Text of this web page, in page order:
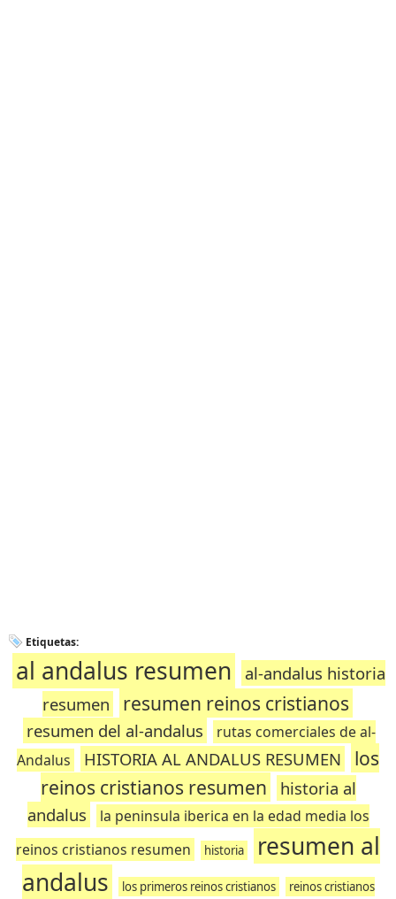
Etiquetas:
al andalus resumen
al-andalus historia
resumen
resumen reinos cristianos
resumen del al-andalus
rutas comerciales de al-
Andalus
HISTORIA AL ANDALUS RESUMEN
los
reinos cristianos resumen
historia al
andalus
la peninsula iberica en la edad media los
reinos cristianos resumen
historia
resumen al
andalus
los primeros reinos cristianos
reinos cristianos